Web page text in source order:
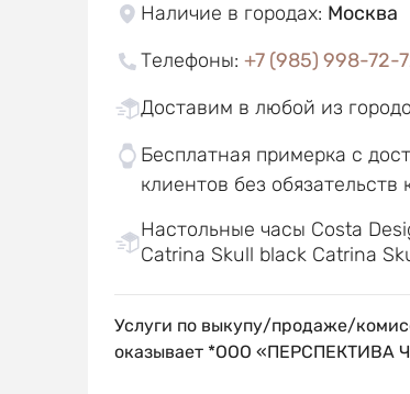
Наличие в городах: Москва
Телефоны: +7 (985) 998-72-
Доставим в любой из
Бесплатная примерка с
клиентов без обязательств
Настольные часы Costa
Catrina Skull black Catrina
Услуги по выкупу/продаже/
оказывает *ООО «ПЕРСПЕКТИВА